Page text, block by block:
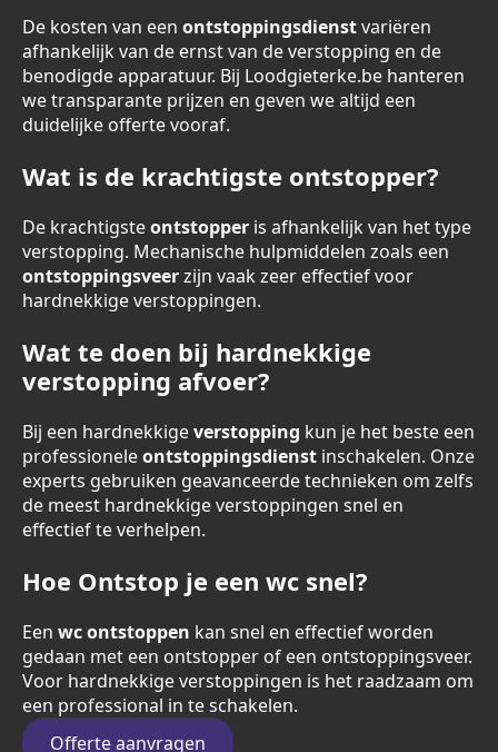
De kosten van een ontstoppingsdienstvariëren
afhankelijk van de ernst van de verstopping en de
benodigde apparatuur. Bij Loodgieterke.be hanteren
we transparante prijzen en geven we altijd een
duidelijke offerte vooraf.
Wat is de krachtigste ontstopper?
De krachtigsteontstopper is afhankelijk van het type
verstopping. Mechanische hulpmiddelen zoals een
ontstoppingsveerzijn vaak zeer effectief voor
hardnekkige verstoppingen.
Wat te doen bij hardnekkige
verstopping afvoer?
Bij een hardnekkigeverstopping kun je het beste een
professioneleontstoppingsdienst inschakelen. Onze
experts gebruiken geavanceerde technieken om zelfs
de meest hardnekkige verstoppingen snel en
effectief te verhelpen.
Hoe Ontstop je een wc snel?
Een wc ontstoppen kan snel en effectief worden
gedaan met een ontstopper of een ontstoppingsveer.
Voor hardnekkige verstoppingen is het raadzaam om
een professional in te schakelen.
Offerte aanvragen